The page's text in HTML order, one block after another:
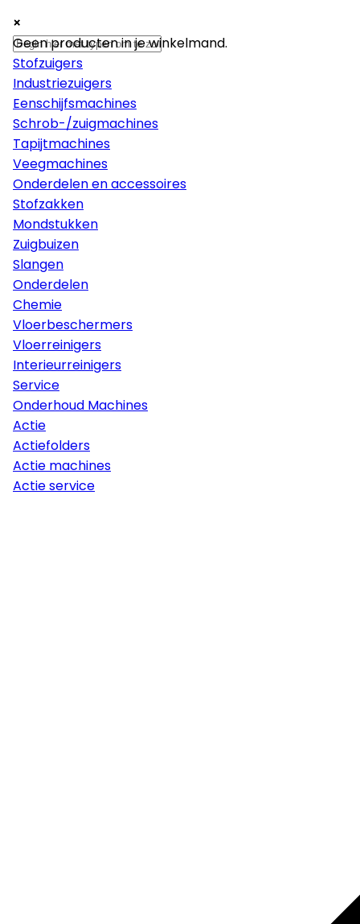
×
Machines
Stofzuigers
Industriezuigers
Eenschijfsmachines
Schrob-/zuigmachines
Tapijtmachines
Veegmachines
Onderdelen en accessoires
Stofzakken
Mondstukken
Zuigbuizen
Slangen
Onderdelen
Chemie
Vloerbeschermers
Vloerreinigers
Interieurreinigers
Service
Onderhoud Machines
Actie
Actiefolders
Actie machines
Actie service
×
×
Geen producten in je winkelmand.